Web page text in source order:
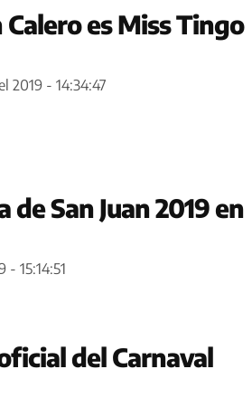
es Miss Tingo
2019 - 14:34:47
San Juan 2019 en
- 15:14:51
del Carnaval